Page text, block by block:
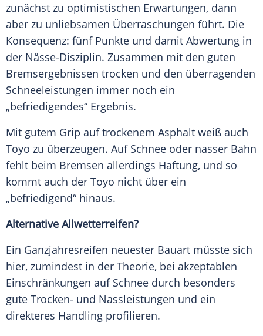
zunächst zu optimistischen Erwartungen, dann
aber zu unliebsamen Überraschungen führt. Die
Konsequenz: fünf Punkte und damit Abwertung in
der Nässe-Disziplin. Zusammen mit den guten
Bremsergebnissen trocken und den überragenden
Schneeleistungen immer noch ein
„befriedigendes“ Ergebnis.
Mit gutem Grip auf trockenem Asphalt weiß auch
Toyo zu überzeugen. Auf Schnee oder nasser Bahn
fehlt beim Bremsen allerdings Haftung, und so
kommt auch der Toyo nicht über ein
„befriedigend“ hinaus.
Alternative Allwetterreifen?
Ein Ganzjahresreifen neuester Bauart müsste sich
hier, zumindest in der Theorie, bei akzeptablen
Einschränkungen auf Schnee durch besonders
gute Trocken- und Nassleistungen und ein
direkteres Handling profilieren.